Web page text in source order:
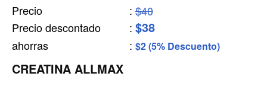
Precio : $40
Precio descontado
: $38
ahorras : $2 (5% Descuento)
CREATINA ALLMAX